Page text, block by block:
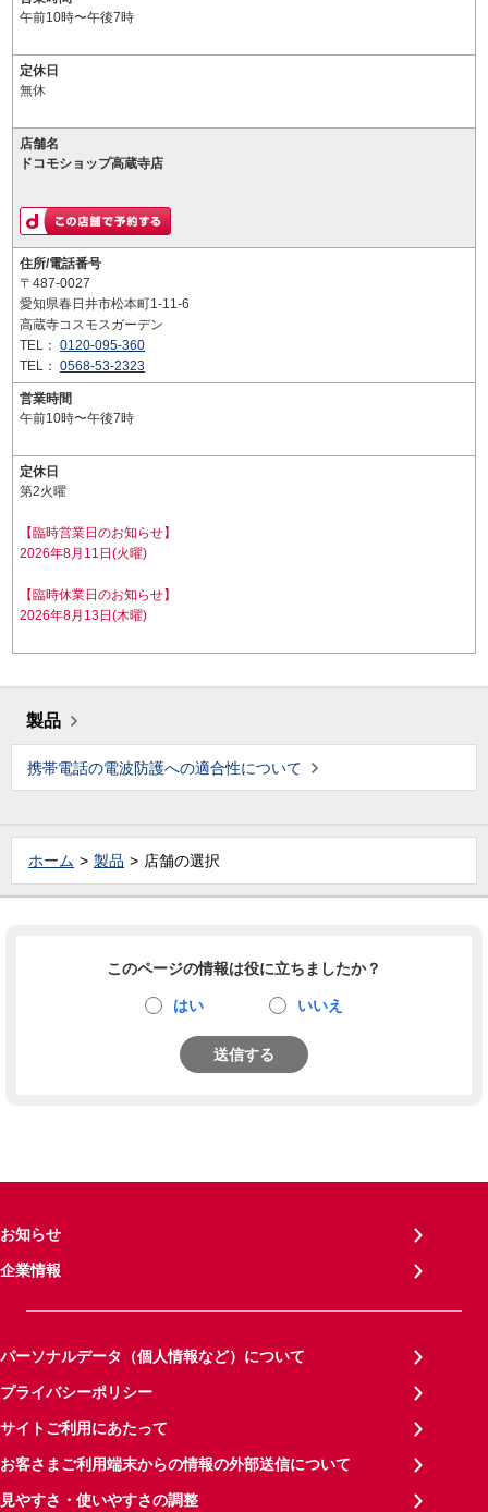
午前10時〜午後7時
定休日
無休
店舗名
ドコモショップ高蔵寺店
住所/電話番号
〒487-0027
愛知県春日井市松本町1-11-6
高蔵寺コスモスガーデン
TEL： 0120-095-360
TEL： 0568-53-2323
営業時間
午前10時〜午後7時
定休日
第2火曜
【臨時営業日のお知らせ】
2026年8月11日(火曜)
【臨時休業日のお知らせ】
2026年8月13日(木曜)
製品
携帯電話の電波防護への適合性について
ホーム 製品 店舗の選択
このページの情報は役に立ちましたか？
はい いいえ
送信する
お知らせ
企業情報
パーソナルデータ（個人情報など）について
プライバシーポリシー
サイトご利用にあたって
お客さまご利用端末からの情報の外部送信について
見やすさ・使いやすさの調整